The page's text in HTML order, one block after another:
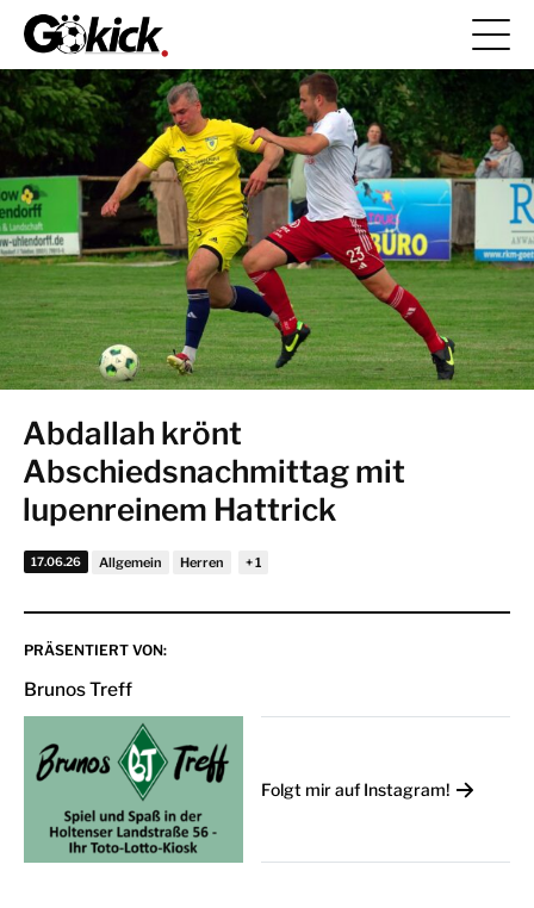
Abdallah krönt
Abschiedsnachmittag mit
lupenreinem Hattrick
17.06.26 Allgemein Herren
PRÄSENTIERT VON:
Brunos Treff
Folgt mir auf Instagram!